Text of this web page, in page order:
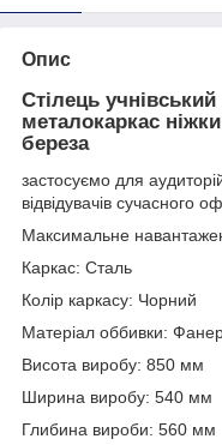
Опис
Стілець
металокаркас
береза
застосуємо для
відвідувачів сучасного
Максимальне
Каркас: Сталь
Колір каркасу: Чорний
Матеріал оббивки:
Висота виробу: 850 мм
Ширина виробу: 540 мм
Глибина вироби: 560 мм